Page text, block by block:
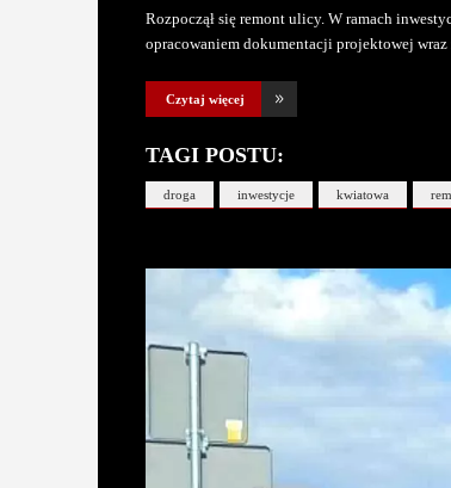
Rozpoczął się remont ulicy. W ramach
opracowaniem dokumentacji projektowej
Czytaj więcej
TAGI POSTU:
droga inwestycje kwiatowa